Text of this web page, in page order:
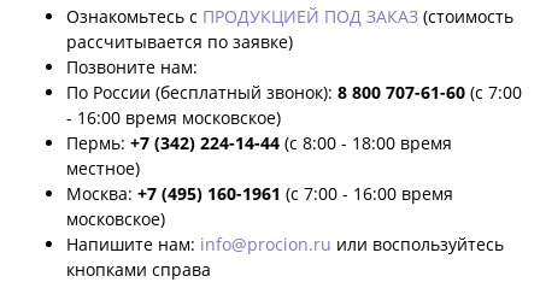
Ознакомьтесь с ПРОДУКЦИЕЙ ПОД ЗАКАЗ (стоимость
рассчитывается по заявке)
Позвоните нам:
По России (бесплатный звонок): 8 800 707-61-60 (с 7:00
- 16:00 время московское)
Пермь: +7 (342) 224-14-44 (с 8:00 - 18:00 время
местное)
Москва: +7 (495) 160-1961 (с 7:00 - 16:00 время
московское)
Напишите нам: info@procion.ru или воспользуйтесь
кнопками справа